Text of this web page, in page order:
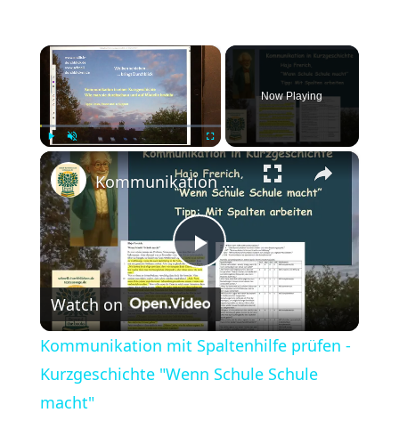
×
Play Unmute Fullscreen
Now Playing
×
Play
Video
Kommunikation mit Spaltenhilfe prüfen - Kurzgeschichte "Wenn Schule Schule macht"
Watch on
Kommunikation mit Spaltenhilfe prüfen -
Kurzgeschichte "Wenn Schule Schule
macht"